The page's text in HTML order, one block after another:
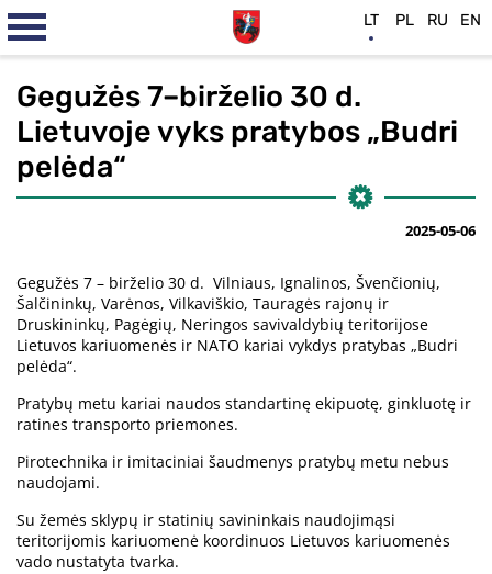
Gegužės 7–birželio 30 d.
Lietuvoje vyks pratybos „Budri
pelėda“
2025-05-06
Gegužės 7 – birželio 30 d. Vilniaus, Ignalinos, Švenčionių,
Šalčininkų, Varėnos, Vilkaviškio, Tauragės rajonų ir
Druskininkų, Pagėgių, Neringos savivaldybių teritorijose
Lietuvos kariuomenės ir NATO kariai vykdys pratybas „Budri
pelėda“.
Pratybų metu kariai naudos standartinę ekipuotę, ginkluotę ir
ratines transporto priemones.
Pirotechnika ir imitaciniai šaudmenys pratybų metu nebus
naudojami.
Su žemės sklypų ir statinių savininkais naudojimąsi
teritorijomis kariuomenė koordinuos Lietuvos kariuomenės
vado nustatyta tvarka.
LT PL RU EN